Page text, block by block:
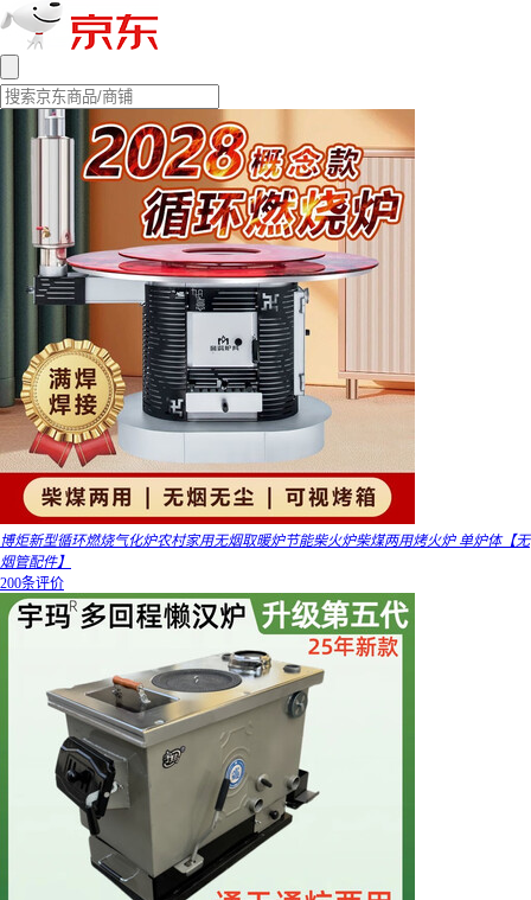
博炬新型循环燃烧气化炉农村家用无烟取暖炉节能柴火炉柴煤两用烤火炉 单炉体【无
烟管配件】
200条评价